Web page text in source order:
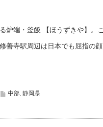
炉端・釜飯 【ほうずきや】。こ
善寺駅周辺は日本でも屈指の顔
中部, 静岡県